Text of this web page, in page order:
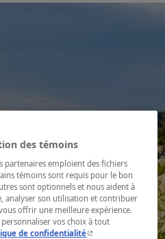
des témoins
partenaires emploient des fichiers
témoins sont requis pour le bon
sont optionnels et nous aident à
analyser son utilisation et contribuer
offrir une meilleure expérience.
vos choix à tout
de confidentialité- Cet hyperlien